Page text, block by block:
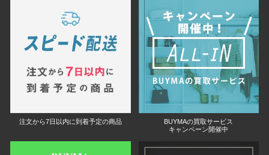
注文から7日以内に到着予定の商品
BUYMAの買取サービス
キャンペーン開催中